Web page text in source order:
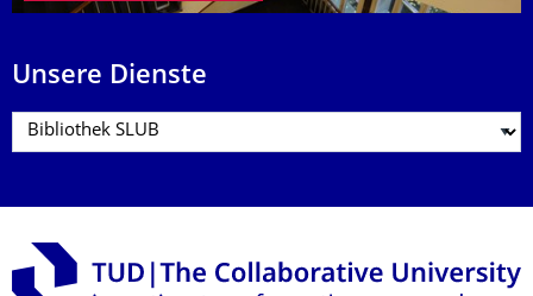
Unsere Dienste